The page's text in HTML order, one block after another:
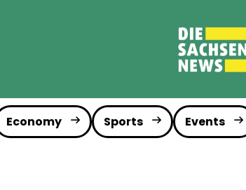
Economy Sports Events